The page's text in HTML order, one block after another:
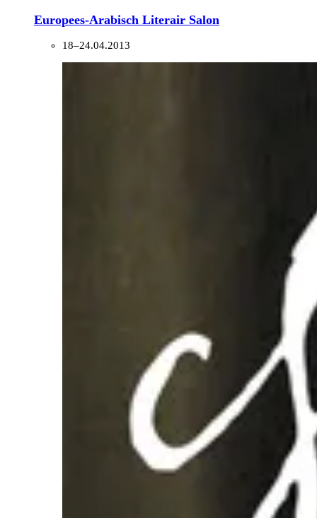
Europees-Arabisch Literair Salon
18–24.04.2013